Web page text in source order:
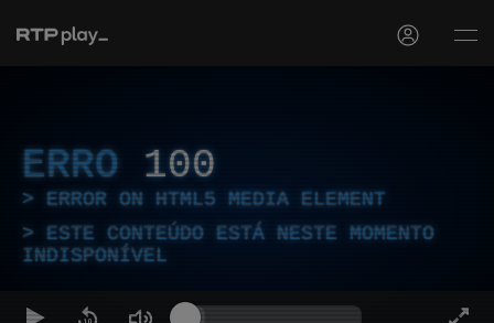
ERRO 100
ERROR ON HTML5 MEDIA ELEMENT
ESTE CONTEÚDO ESTÁ NESTE MOMENTO
INDISPONÍVEL